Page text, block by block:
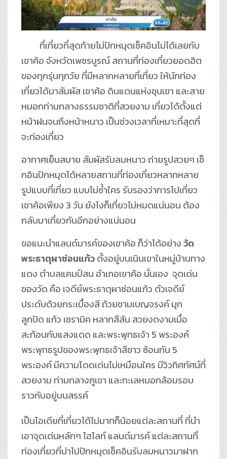
ที่เที่ยวที่สุดท้ายไม่ปักหมุดเช็คอินไม่ได้เลยกับ
เขาค้อ จังหวัดเพชรบูรณ์ สถานที่ท่องเที่ยวยอดฮิต
ของทุกรุ่นทุกวัย ที่มีหลากหลายที่เที่ยว ให้นักท่อง
เที่ยวได้มาสัมผัส เขาค้อ ดินแดนแห่งขุนเขา และสาย
หมอกท่ามกลางธรรมชาติที่สวยงาม เที่ยวได้ตั้งแต่
หน้าฝนจนถึงหน้าหนาว เป็นช่วงเวลาที่เหมาะที่สุดที่
จะท่องเที่ยว
อากาศเย็นสบาย สัมผัสรับลมหนาว ถ่ายรูปสวยๆ เช็
กอินปักหมุดได้หลายสถานที่ท่องเที่ยวหลากหลาย
รูปแบบที่เที่ยว แบบไม่ซ้ำใคร รับรองว่าการไปเที่ยว
เขาค้อเพียง 3 วัน ยังไงก็เที่ยวไม่หมดแน่นอน ต้อง
กลับมาเที่ยวกันอีกอย่างแน่นอน
ขอแนะนำแลนด์มารค์ของเขาค้อ ก็ว่าได้อย่างวัด
พระธาตุผาซ่อนแก้วตั้งอยู่บนเนินเขาในหมู่บ้านทาง
แดง ตำบลแคมป์สน อำเภอเขาค้อ นั่นเอง จุดเด่น
ของวัด คือ เจดีย์พระธาตุผาซ่อนแก้ว ตัวเจดีย์
ประดับด้วยกระเบื้องสี ถ้วยชามเบญจรงค์ มุก
ลูกปัด แก้ว เซรามิค หลากสีสัน สวยงดงามเมื่อ
สะท้อนกับแสงแดด และพระพุทธเจ้า 5 พระองค์
พระพุทธรูปของพระพุทธเจ้าสีขาว ซ้อนกัน 5
พระองค์ มีความโดดเด่นไม่เหมือนใคร มีวิวทิศทัศน์ที่
สวยงาม ท่ามกลางภูเขา และทะเลหมอกล้อมรอบ
ราวกับอยู่บนสรรค์
เป็นไอเดียที่เที่ยวได้ไม่มากก็น้อยแต่ละสถานที่ ที่นำ
เอาจุดเด่นหลักๆ ไฮไลท์ แลนด์มารค์ แต่ละสถานที่
ท่องเที่ยวที่น่าไปปักหมุดเช็คอินรับลมหนาวมาฝาก